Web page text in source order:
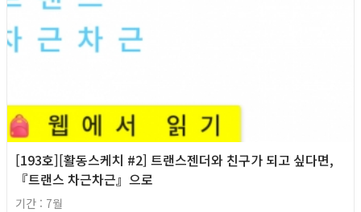
[193호][활동스케치 #2] 트랜스젠더와 친구가 되고 싶다면,
『트랜스 차근차근』으로
기간 : 7월